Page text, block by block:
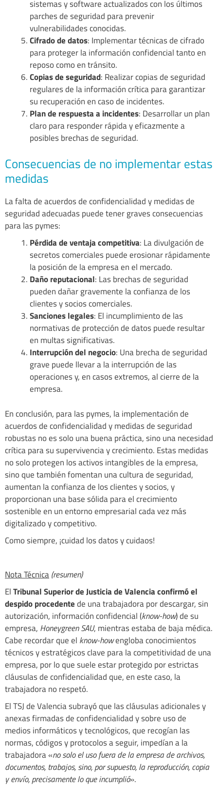
sistemas y software actualizados con los últimos
parches de seguridad para prevenir
vulnerabilidades conocidas.
Cifrado de datos: Implementar técnicas de cifrado
para proteger la información confidencial tanto en
reposo como en tránsito.
Copias de seguridad: Realizar copias de seguridad
regulares de la información crítica para garantizar
su recuperación en caso de incidentes.
Plan de respuesta a incidentes: Desarrollar un plan
claro para responder rápida y eficazmente a
posibles brechas de seguridad.
Consecuencias de no implementar estas
medidas
La falta de acuerdos de confidencialidad y medidas de
seguridad adecuadas puede tener graves consecuencias
para las pymes:
Pérdida de ventaja competitiva: La divulgación de
secretos comerciales puede erosionar rápidamente
la posición de la empresa en el mercado.
Daño reputacional: Las brechas de seguridad
pueden dañar gravemente la confianza de los
clientes y socios comerciales.
Sanciones legales: El incumplimiento de las
normativas de protección de datos puede resultar
en multas significativas.
Interrupción del negocio: Una brecha de seguridad
grave puede llevar a la interrupción de las
operaciones y, en casos extremos, al cierre de la
empresa.
En conclusión, para las pymes, la implementación de
acuerdos de confidencialidad y medidas de seguridad
robustas no es solo una buena práctica, sino una necesidad
crítica para su supervivencia y crecimiento. Estas medidas
no solo protegen los activos intangibles de la empresa,
sino que también fomentan una cultura de seguridad,
aumentan la confianza de los clientes y socios, y
proporcionan una base sólida para el crecimiento
sostenible en un entorno empresarial cada vez más
digitalizado y competitivo.
Como siempre, ¡cuidad los datos y cuidaos!
Nota Técnica(resumen)
ElTribunal Superior de Justicia de Valencia confirmó el
despido procedentede una trabajadora por descargar, sin
autorización, información confidencial (know-how) de su
empresa, Honeygreen SAU, mientras estaba de baja médica.
Cabe recordar que el know-howengloba conocimientos
técnicos y estratégicos clave para la competitividad de una
empresa, por lo que suele estar protegido por estrictas
cláusulas de confidencialidad que, en este caso, la
trabajadora no respetó.
El TSJ de Valencia subrayó que las cláusulas adicionales y
anexas firmadas de confidencialidad y sobre uso de
medios informáticos y tecnológicos, que recogían las
normas, códigos y protocolos a seguir, impedían a la
trabajadora «no solo el uso fuera de la empresa de archivos,
documentos, trabajos, sino, por supuesto, la reproducción, copia
y envío, precisamente lo que incumplió».